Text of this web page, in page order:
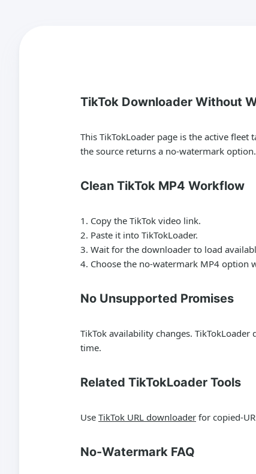
TikTok Downloader Without
This TikTokLoader page is the active
the source returns a no-watermark option.
Clean TikTok MP4 Workflow
Copy the TikTok video link.
Paste it into TikTokLoader.
Wait for the downloader to load
Choose the no-watermark MP4 option
No Unsupported Promises
TikTok availability changes.
time.
Related TikTokLoader Tools
Use TikTok URL downloader for copied-
No-Watermark FAQ